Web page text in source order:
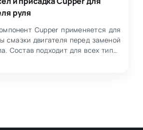
руля
Cupper применяется для
смазки двигателя перед заменой
Состав подходит для всех типов